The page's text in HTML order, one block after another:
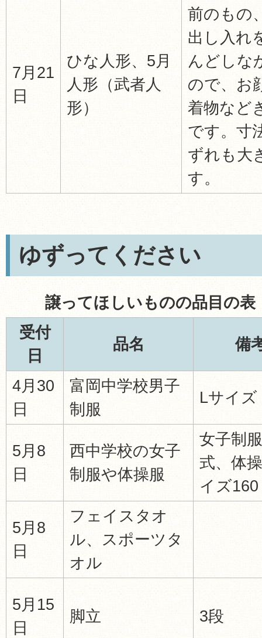
7月21
日
ひな人形、5月
人形（武者人
形）
前のもの
出し入れ
んどしな
ので、お
着物など
です。寸
ずれも大
す。
ゆずってください
譲ってほしいものの品目の表
受付
日
品名 備
4月30
日
富岡中学校男子
制服
Lサイズ
5月8
日
西中学校の女子
制服や体操服
女子制
式、体
イズ160
5月8
日
フェイスタオ
ル、スポーツタ
オル
5月15
日
脚立 3段